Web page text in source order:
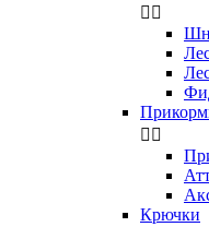
 
 
Крючки